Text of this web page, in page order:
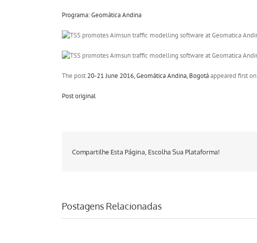
Programa: Geomática Andina
The post 20-21 June 2016, Geomática Andina, Bogotáappeared first on
Post original
Compartilhe Esta Página, Escolha Sua Plataforma!
Postagens Relacionadas